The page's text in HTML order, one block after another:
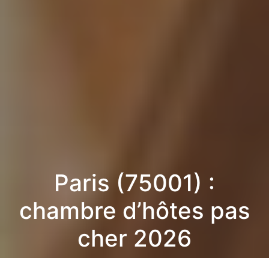
Paris (75001) :
chambre d’hôtes pas
cher 2026